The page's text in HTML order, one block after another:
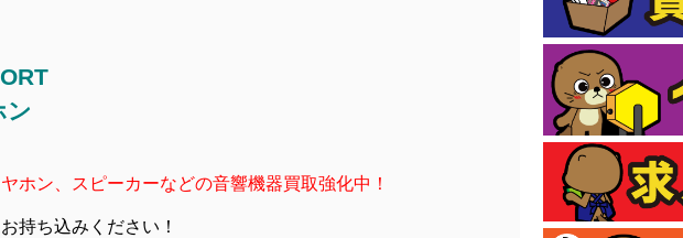
ン
ホン、スピーカーなどの音響機器買取強化中！
持ち込みください！